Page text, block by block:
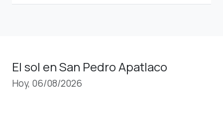
El sol en San Pedro Apatlaco
Hoy, 06/08/2026